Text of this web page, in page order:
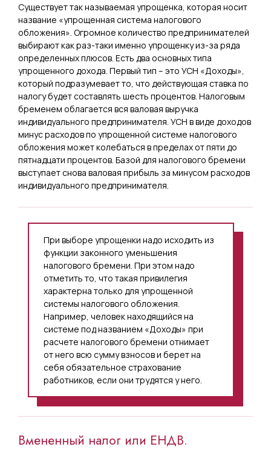
Существует так называемая упрощенка, которая носит
название «упрощенная система налогового
обложения». Огромное количество предпринимателей
выбирают как раз-таки именно упрощенку из-за ряда
определенных плюсов. Есть два основных типа
упрощенного дохода. Первый тип – это УСН «Доходы»,
который подразумевает то, что действующая ставка по
налогу будет составлять шесть процентов. Налоговым
бременем облагается вся валовая выручка
индивидуального предпринимателя. УСН в виде доходов
минус расходов по упрощенной системе налогового
обложения может колебаться в пределах от пяти до
пятнадцати процентов. Базой для налогового бремени
выступает снова валовая прибыль за минусом расходов
индивидуального предпринимателя.
При выборе упрощенки надо исходить из
функции законного уменьшения
налогового бремени. При этом надо
отметить то, что такая привилегия
характерна только для упрощенной
системы налогового обложения.
Например, человек находящийся на
системе под названием «Доходы» при
расчете налогового бремени отнимает
от него всю сумму взносов и берет на
себя обязательное страхование
работников, если они трудятся у него.
Вмененный налог или ЕНДВ.